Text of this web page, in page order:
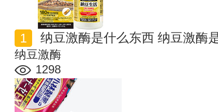
纳豆激酶是什么东西 纳豆激酶
纳豆激酶
1298